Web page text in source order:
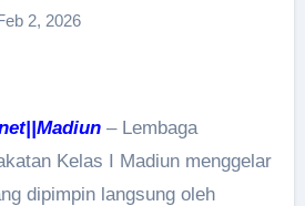
2, 2026
– Lembaga
Kelas I Madiun menggelar
dipimpin langsung oleh